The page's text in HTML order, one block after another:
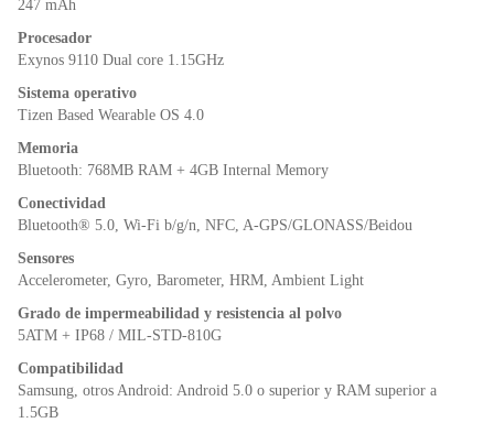
247 mAh
Procesador
Exynos 9110 Dual core 1.15GHz
Sistema operativo
Tizen Based Wearable OS 4.0
Memoria
Bluetooth: 768MB RAM + 4GB Internal Memory
Conectividad
Bluetooth® 5.0, Wi-Fi b/g/n, NFC, A-GPS/GLONASS/Beidou
Sensores
Accelerometer, Gyro, Barometer, HRM, Ambient Light
Grado de impermeabilidad y resistencia al polvo
5ATM + IP68 / MIL-STD-810G
Compatibilidad
Samsung, otros Android: Android 5.0 o superior y RAM superior a
1.5GB